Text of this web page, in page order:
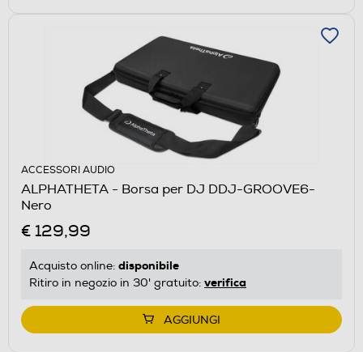
ACCESSORI AUDIO
ALPHATHETA - Borsa per DJ DDJ-GROOVE6-
Nero
€ 129,99
Acquisto online: disponibile
Ritiro in negozio in 30' gratuito: verifica
AGGIUNGI